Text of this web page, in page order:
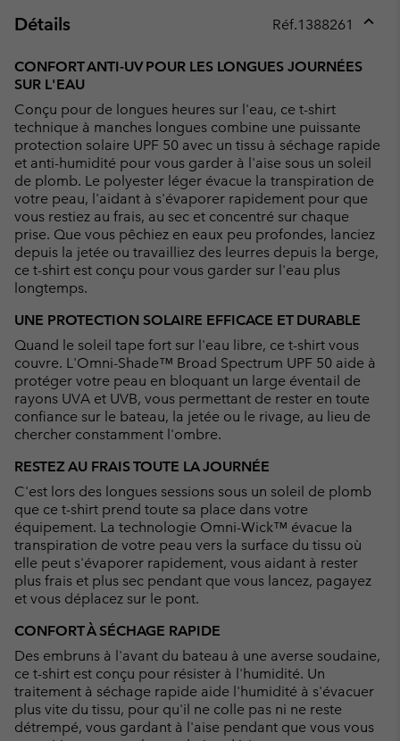
Détails Réf.1388261
CONFORT ANTI-UV POUR LES LONGUES JOURNÉES
SUR L'EAU
Conçu pour de longues heures sur l'eau, ce t-shirt
technique à manches longues combine une puissante
protection solaire UPF 50 avec un tissu à séchage rapide
et anti-humidité pour vous garder à l'aise sous un soleil
de plomb. Le polyester léger évacue la transpiration de
votre peau, l'aidant à s'évaporer rapidement pour que
vous restiez au frais, au sec et concentré sur chaque
prise. Que vous pêchiez en eaux peu profondes, lanciez
depuis la jetée ou travailliez des leurres depuis la berge,
ce t-shirt est conçu pour vous garder sur l'eau plus
longtemps.
UNE PROTECTION SOLAIRE EFFICACE ET DURABLE
Quand le soleil tape fort sur l'eau libre, ce t-shirt vous
couvre. L'Omni-Shade™ Broad Spectrum UPF 50 aide à
protéger votre peau en bloquant un large éventail de
rayons UVA et UVB, vous permettant de rester en toute
confiance sur le bateau, la jetée ou le rivage, au lieu de
chercher constamment l'ombre.
RESTEZ AU FRAIS TOUTE LA JOURNÉE
C'est lors des longues sessions sous un soleil de plomb
que ce t-shirt prend toute sa place dans votre
équipement. La technologie Omni-Wick™ évacue la
transpiration de votre peau vers la surface du tissu où
elle peut s'évaporer rapidement, vous aidant à rester
plus frais et plus sec pendant que vous lancez, pagayez
et vous déplacez sur le pont.
CONFORT À SÉCHAGE RAPIDE
Des embruns à l'avant du bateau à une averse soudaine,
ce t-shirt est conçu pour résister à l'humidité. Un
traitement à séchage rapide aide l'humidité à s'évacuer
plus vite du tissu, pour qu'il ne colle pas ni ne reste
détrempé, vous gardant à l'aise pendant que vous vous